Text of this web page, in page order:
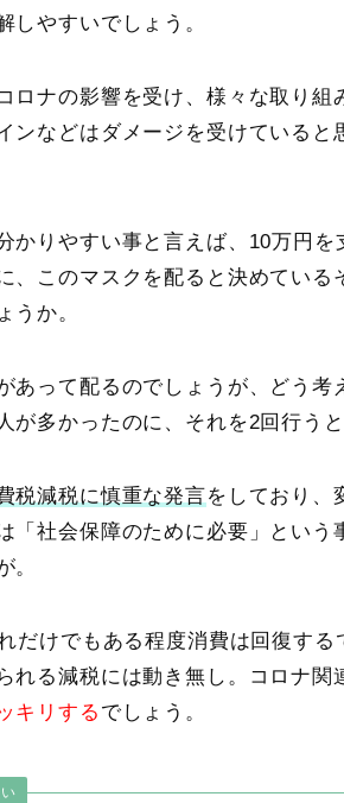
しやすいでしょう。
ロナの影響を受け、様々な取り
ンなどはダメージを受けている
かりやすい事と言えば、 10万円を
、このマスクを配ると決めている
うか。
あって配るのでしょうが、どう考
が多かったのに、それを2回行う
税減税に慎重な発言をしており、
「社会保障のために必要 」とい
。
だけでもある程度消費は回復す
れる減税には動き無し。コロナ関
キリする でしょう。